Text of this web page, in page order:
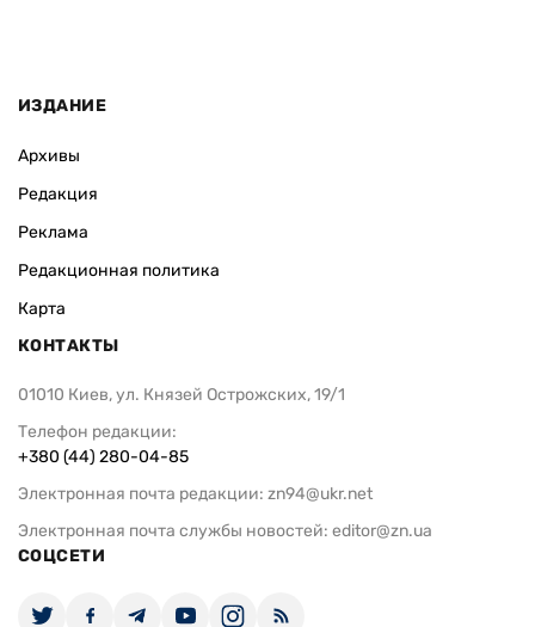
ИЗДАНИЕ
Архивы
Редакция
Реклама
Редакционная политика
Карта
КОНТАКТЫ
01010 Киев, ул. Князей Острожских, 19/1
Телефон редакции:
+380 (44) 280-04-85
Электронная почта редакции: zn94@ukr.net
Электронная почта службы новостей: editor@zn.ua
СОЦСЕТИ